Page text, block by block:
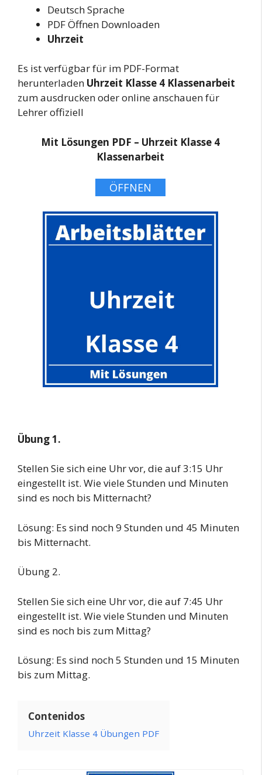
Deutsch Sprache
PDF Öffnen Downloaden
Uhrzeit
Es ist verfügbar für im PDF-Format
herunterladen Uhrzeit Klasse 4 Klassenarbeit
zum ausdrucken oder online anschauen für
Lehrer offiziell
Mit Lösungen PDF – Uhrzeit Klasse 4
Klassenarbeit
ÖFFNEN
Übung 1.
Stellen Sie sich eine Uhr vor, die auf 3:15 Uhr
eingestellt ist. Wie viele Stunden und Minuten
sind es noch bis Mitternacht?
Lösung: Es sind noch 9 Stunden und 45 Minuten
bis Mitternacht.
Übung 2.
Stellen Sie sich eine Uhr vor, die auf 7:45 Uhr
eingestellt ist. Wie viele Stunden und Minuten
sind es noch bis zum Mittag?
Lösung: Es sind noch 5 Stunden und 15 Minuten
bis zum Mittag.
Contenidos
Uhrzeit Klasse 4 Übungen PDF